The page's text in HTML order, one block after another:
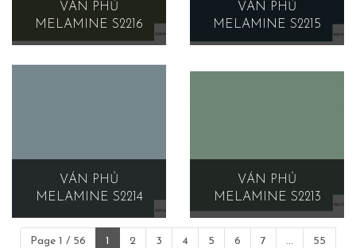
VÁN PHỦ
MELAMINE S2216
VÁN PHỦ
MELAMINE S2215
VÁN PHỦ
MELAMINE S2214
VÁN PHỦ
MELAMINE S2213
Page 1 / 56 1 2 3 4 5 6 7 ... 55